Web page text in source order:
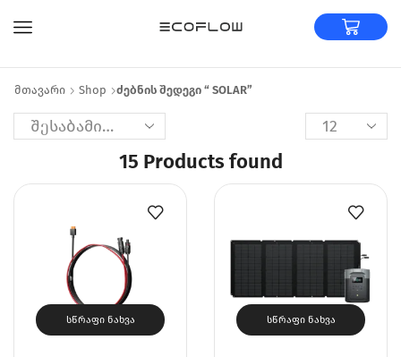
Მთავარი Shop Ძებნის Შედეგი “ SOLAR”
15 Products found
ᲡᲬᲠᲐᲤᲘ ᲜᲐᲮᲕᲐ ᲡᲬᲠᲐᲤᲘ ᲜᲐᲮᲕᲐ